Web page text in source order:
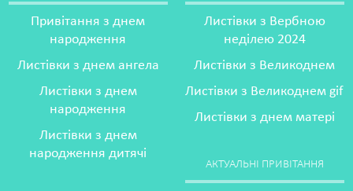
Привітання з днем
народження
Листівки з днем ангела
Листівки з днем
народження
Листівки з днем
народження дитячі
Листівки з Вербною
неділею 2024
Листівки з Великоднем
Листівки з Великоднем gif
Листівки з днем матері
АКТУАЛЬНІ ПРИВІТАННЯ